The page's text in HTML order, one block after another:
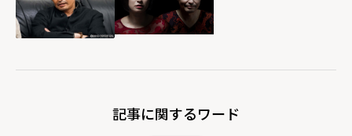
記事に関するワード